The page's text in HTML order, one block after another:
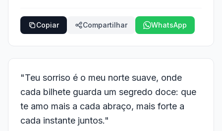
Copiar Compartilhar WhatsApp
"Teu sorriso é o meu norte suave, onde
cada bilhete guarda um segredo doce: que
te amo mais a cada abraço, mais forte a
cada instante juntos."